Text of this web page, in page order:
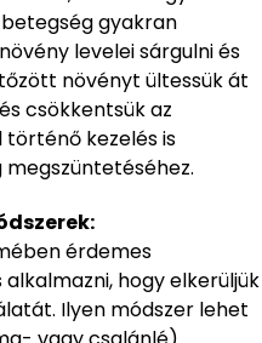
gyakran
levelei sárgulni és
növényt ültessük át
csökkentsük az
kezelés is
érdemes
hogy elkerüljük
Ilyen módszer lehet